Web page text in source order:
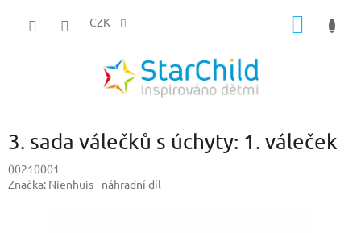
CZK
3. sada válečků s úchyty: 1. váleček
00210001
Značka: Nienhuis - náhradní díl